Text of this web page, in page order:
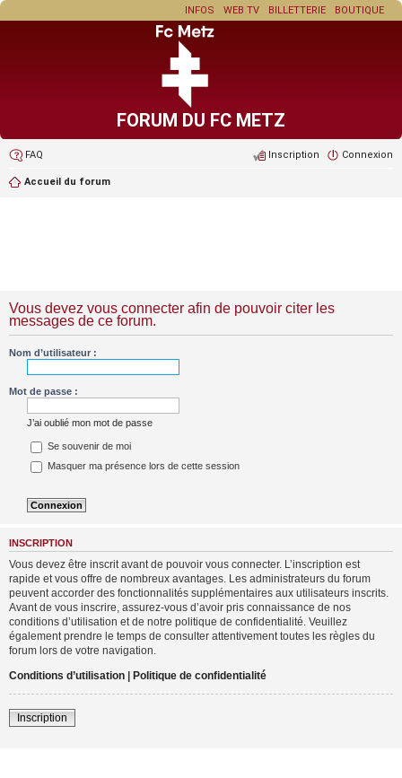
BOUTIQUE
BILLETTERIE
WEB TV
INFOS
FORUM DU FC METZ
FAQ Connexion
Inscription
Accueil du forum
Vous devez vous connecter afin de pouvoir citer les
messages de ce forum.
Nom d’utilisateur :
Mot de passe :
J’ai oublié mon mot de passe
Se souvenir de moi
Masquer ma présence lors de cette session
INSCRIPTION
Vous devez être inscrit avant de pouvoir vous connecter. L’inscription est
rapide et vous offre de nombreux avantages. Les administrateurs du forum
peuvent accorder des fonctionnalités supplémentaires aux utilisateurs inscrits.
Avant de vous inscrire, assurez-vous d’avoir pris connaissance de nos
conditions d’utilisation et de notre politique de confidentialité. Veuillez
également prendre le temps de consulter attentivement toutes les règles du
forum lors de votre navigation.
Conditions d’utilisation | Politique de confidentialité
Inscription